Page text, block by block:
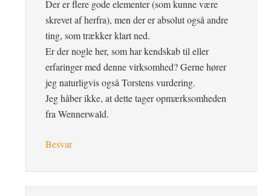
Der er flere gode elementer (som kunne være
skrevet af herfra), men der er absolut også andre
ting, som trækker klart ned.
Er der nogle her, som har kendskab til eller
erfaringer med denne virksomhed? Gerne hører
jeg naturligvis også Torstens vurdering.
Jeg håber ikke, at dette tager opmærksomheden
fra Wennerwald.
Besvar